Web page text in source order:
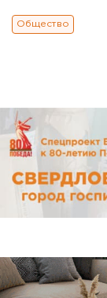
Общество